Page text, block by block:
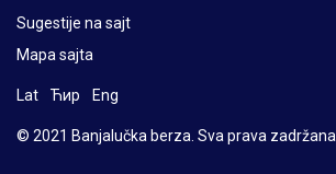
Sugestije na sajt
Mapa sajta
Lat Ћир Eng
© 2021 Banjalučka berza. Sva prava zadržana.